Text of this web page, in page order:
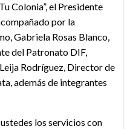
Colonia”, el Presidente
por la
Gabriela Rosas Blanco,
del Patronato DIF,
Rodríguez, Director de
además de integrantes
los servicios con